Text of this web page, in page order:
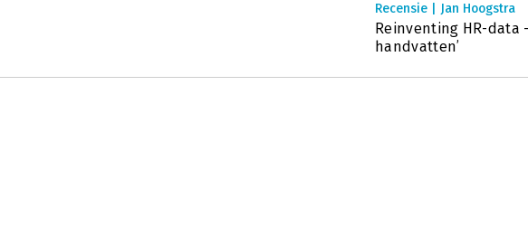
Recensie | Jan Hoogstra
Reinventing HR-data
handvatten’